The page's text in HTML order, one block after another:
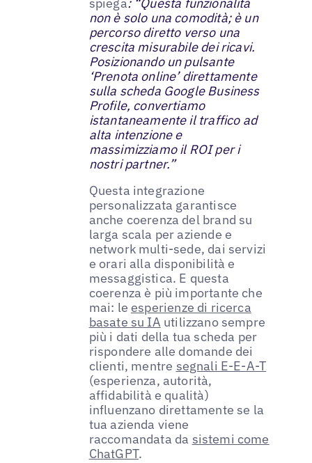
spiega: “Questa funzionalità
non è solo una comodità; è un
percorso diretto verso una
crescita misurabile dei ricavi.
Posizionando un pulsante
‘Prenota online’ direttamente
sulla scheda Google Business
Profile, convertiamo
istantaneamente il traffico ad
alta intenzione e
massimizziamo il ROI per i
nostri partner.”
Questa integrazione
personalizzata garantisce
anche coerenza del brand su
larga scala per aziende e
network multi-sede, dai servizi
e orari alla disponibilità e
messaggistica. E questa
coerenza è più importante che
mai: le esperienze di ricerca
basate su IA utilizzano sempre
più i dati della tua scheda per
rispondere alle domande dei
clienti, mentre segnali E-E-A-T
(esperienza, autorità,
affidabilità e qualità)
influenzano direttamente se la
tua azienda viene
raccomandata da sistemi come
ChatGPT.